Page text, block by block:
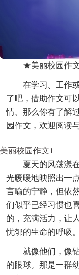
★美丽校园作
在学习、工作
了吧，借助作文可
情。那么你有了解
园作文，欢迎阅读
美丽校园作文1
夏天的风荡漾
光暖暖地映照出一
言喻的宁静，但依
们似乎已经习惯也
的，充满活力，让
忧郁的生命的呼吸。
就像他们，像
的眼球。那是一群